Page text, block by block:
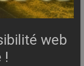
web
!